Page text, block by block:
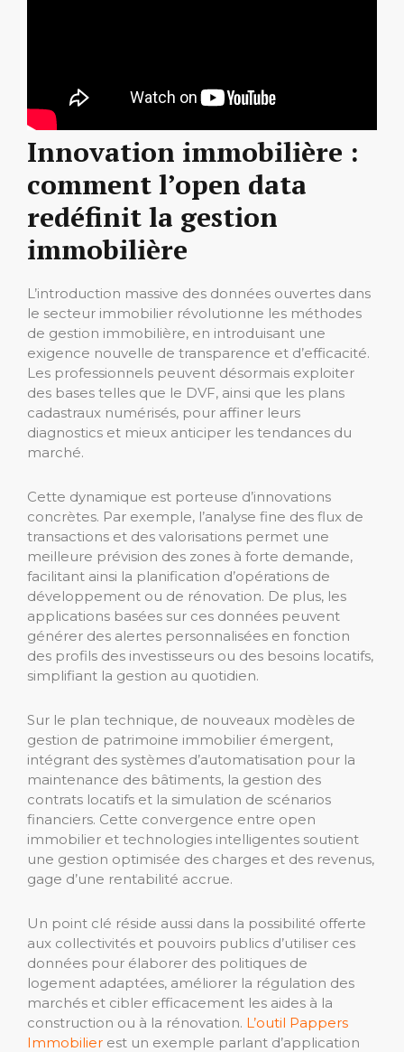
Innovation immobilière :
comment l’open data
redéfinit la gestion
immobilière
L’introduction massive des données ouvertes dans
le secteur immobilier révolutionne les méthodes
de gestion immobilière, en introduisant une
exigence nouvelle de transparence et d’efficacité.
Les professionnels peuvent désormais exploiter
des bases telles que le DVF, ainsi que les plans
cadastraux numérisés, pour affiner leurs
diagnostics et mieux anticiper les tendances du
marché.
Cette dynamique est porteuse d’innovations
concrètes. Par exemple, l’analyse fine des flux de
transactions et des valorisations permet une
meilleure prévision des zones à forte demande,
facilitant ainsi la planification d’opérations de
développement ou de rénovation. De plus, les
applications basées sur ces données peuvent
générer des alertes personnalisées en fonction
des profils des investisseurs ou des besoins locatifs,
simplifiant la gestion au quotidien.
Sur le plan technique, de nouveaux modèles de
gestion de patrimoine immobilier émergent,
intégrant des systèmes d’automatisation pour la
maintenance des bâtiments, la gestion des
contrats locatifs et la simulation de scénarios
financiers. Cette convergence entre open
immobilier et technologies intelligentes soutient
une gestion optimisée des charges et des revenus,
gage d’une rentabilité accrue.
Un point clé réside aussi dans la possibilité offerte
aux collectivités et pouvoirs publics d’utiliser ces
données pour élaborer des politiques de
logement adaptées, améliorer la régulation des
marchés et cibler efficacement les aides à la
construction ou à la rénovation. L’outil Pappers
Immobilier est un exemple parlant d’application